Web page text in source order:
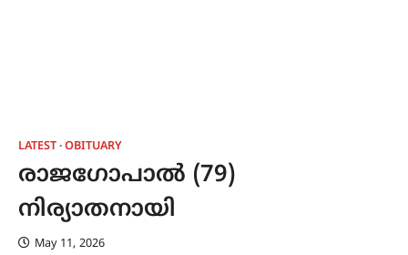
LATEST OBITUARY
രാജഗോപാൽ (79)
നിര്യാതനായി
May 11, 2026